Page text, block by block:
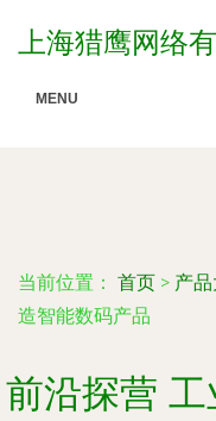
上海猎鹰网络
MENU
当前位置： 首页 > 产
造智能数码产品
前沿探营